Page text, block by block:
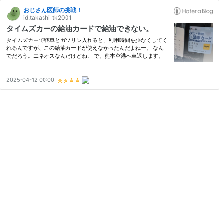
おじさん医師の挑戦！
id:takashi_tk2001
タイムズカーの給油カードで給油できない。
タイムズカーで戦車とガソリン入れると、利用時間を少なくしてく
れるんですが、この給油カードが使えなかったんだよねー。 なん
でだろう。エネオスなんだけどね。 で、熊本空港へ車返します。
2025-04-12 00:00